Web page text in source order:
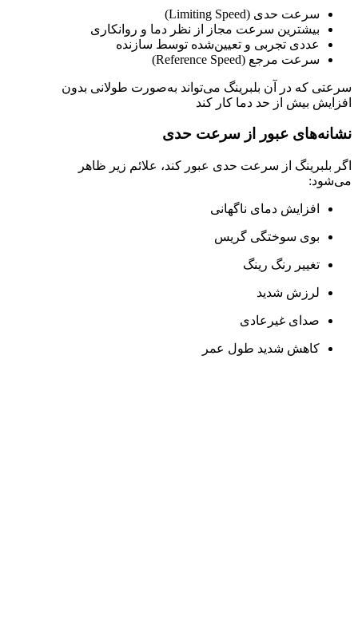
سرعت حدی (Limiting Speed)
بیشترین سرعت مجاز از نظر دما و روانکاری
عددی تجربی و تعیین‌شده توسط سازنده
سرعت مرجع (Reference Speed)
سرعتی که در آن بلبرینگ می‌تواند به‌صورت طولانی بدون
افزایش بیش از حد دما کار کند
نشانه‌های عبور از سرعت حدی
اگر بلبرینگ از سرعت حدی عبور کند، علائم زیر ظاهر
می‌شود:
افزایش دمای ناگهانی
بوی سوختگی گریس
تغییر رنگ رینگ
لرزش شدید
صدای غیرعادی
کاهش شدید طول عمر